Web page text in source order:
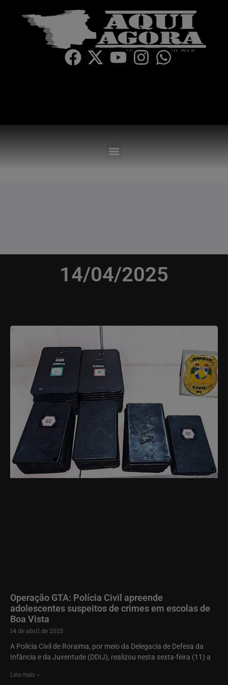
14/04/2025
Operação GTA: Polícia Civil apreende
adolescentes suspeitos de crimes em escolas de
Boa Vista
14 de abril de 2025
A Polícia Civil de Roraima, por meio da Delegacia de Defesa da
Infância e da Juventude (DDIJ), realizou nesta sexta-feira (11) a
Leia mais »